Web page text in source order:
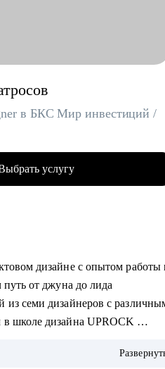
в БКС Мир инвестиций /
услугу
дизайне с опытом
путь от джуна до лида
из семи дизайнеров с
школе дизайна UPROCK
700+ резюме